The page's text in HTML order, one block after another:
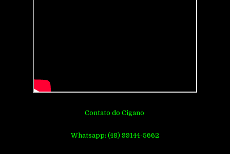
Contato do Cigano
Whatsapp: (48) 99144-5662